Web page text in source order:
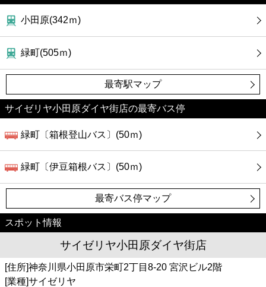
小田原(342ｍ)
緑町(505ｍ)
最寄駅マップ
サイゼリヤ小田原ダイヤ街店の最寄バス停
緑町〔箱根登山バス〕(50ｍ)
緑町〔伊豆箱根バス〕(50ｍ)
最寄バス停マップ
スポット情報
サイゼリヤ小田原ダイヤ街店
[住所]神奈川県小田原市栄町2丁目8-20 宮沢ビル2階
[業種]サイゼリヤ